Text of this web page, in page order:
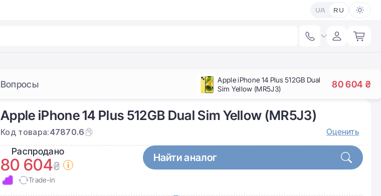
UA RU
Вопросы
Apple iPhone 14 Plus 512GB Dual
Sim Yellow (MR5J3)
80 604 ₴
Apple iPhone 14 Plus 512GB Dual Sim Yellow (MR5J3)
Код товара:47870.6 Оценить
Распродано
80 604₴
Найти аналог
Trade-in